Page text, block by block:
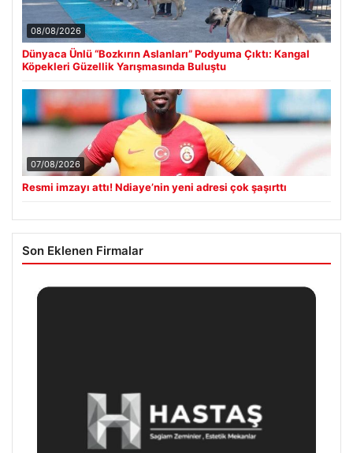
08/08/2026
Dünyaca Ünlü “Bozkırın Aslanları” Podyuma Çıktı: Kangal
Köpekleri Güzellik Yarışmasında Buluştu
07/08/2026
Resmi imzayı attı! Ndiaye’nin yeni adresi çok şaşırttı
Son Eklenen Firmalar